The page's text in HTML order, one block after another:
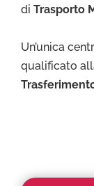
di Trasporto
Un’unica
qualificato